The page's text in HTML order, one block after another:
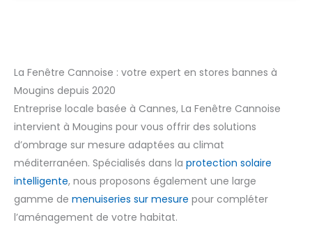
La Fenêtre Cannoise : votre expert en stores bannes à
Mougins depuis 2020
Entreprise locale basée à Cannes, La Fenêtre Cannoise
intervient à Mougins pour vous offrir des solutions
d’ombrage sur mesure adaptées au climat
méditerranéen. Spécialisés dans la protection solaire
intelligente, nous proposons également une large
gamme de menuiseries sur mesure pour compléter
l’aménagement de votre habitat.